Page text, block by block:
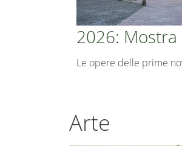
2026:
Le opere delle prime
Arte